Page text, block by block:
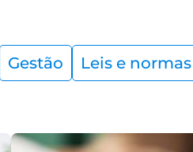
Gestão Leis e normas